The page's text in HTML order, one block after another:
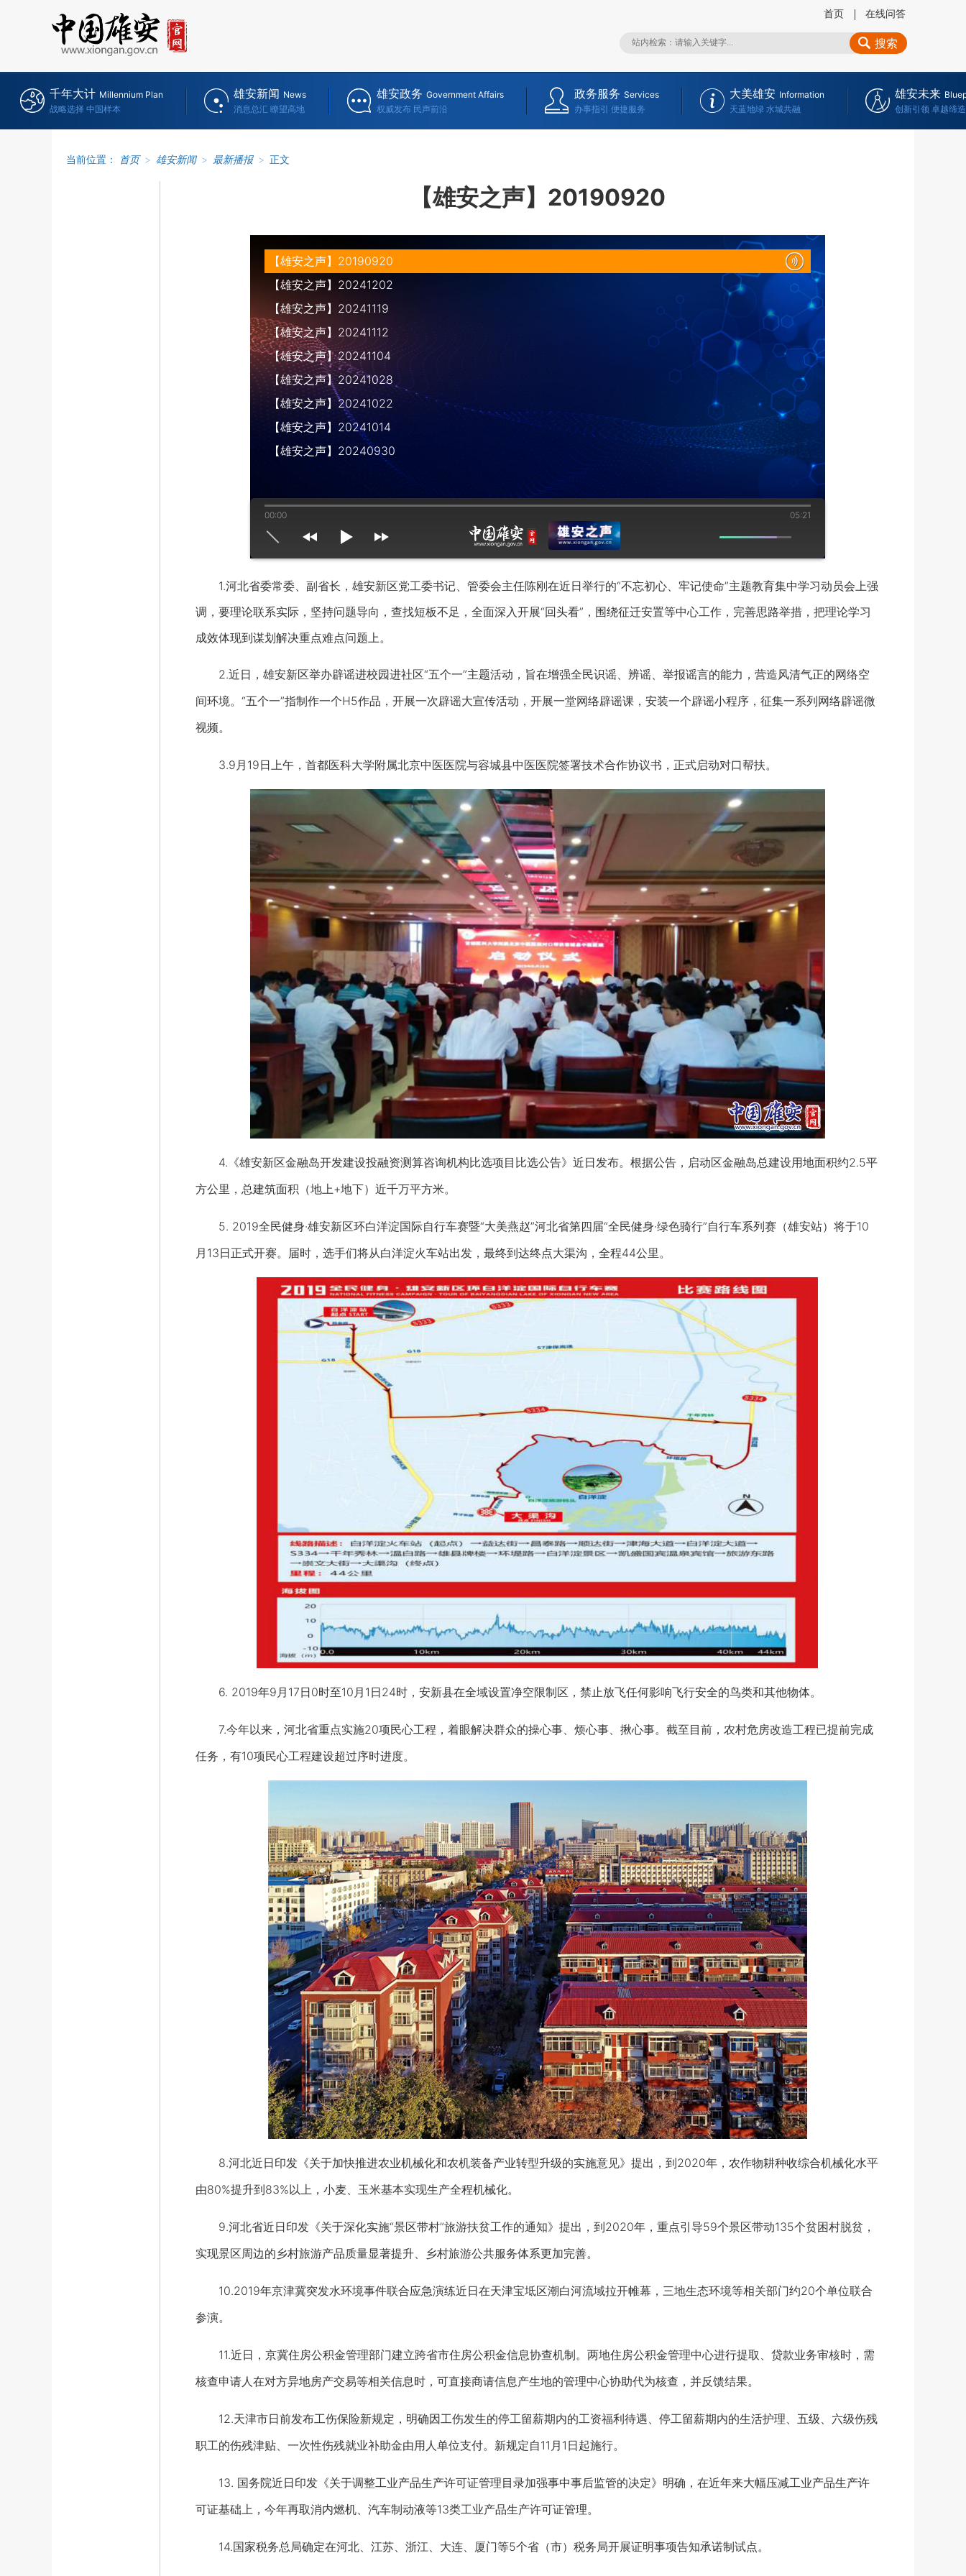
首页 在线问答
搜索
千年大计 Millennium Plan
战略选择 中国样本
雄安新闻 News
消息总汇 瞭望高地
雄安政务 Government Affairs
权威发布 民声前沿
政务服务 Services
办事指引 便捷服务
大美雄安 Information
天蓝地绿 水城共融
雄安未来
创新引领 卓越缔造
当前位置： 首页 > 雄安新闻 > 最新播报 > 正文
【雄安之声】20190920
【雄安之声】20190920
【雄安之声】20241202
【雄安之声】20241119
【雄安之声】20241112
【雄安之声】20241104
【雄安之声】20241028
【雄安之声】20241022
【雄安之声】20241014
【雄安之声】20240930
00:00 05:21
mute max volume
1.河北省委常委、副省长，雄安新区党工委书记、管委会主任陈刚在近日举行的“不忘初心、牢记使命”主题教育集中学习动员会上强
调，要理论联系实际，坚持问题导向，查找短板不足，全面深入开展“回头看”，围绕征迁安置等中心工作，完善思路举措，把理论学习
成效体现到谋划解决重点难点问题上。
2.近日，雄安新区举办辟谣进校园进社区“五个一”主题活动，旨在增强全民识谣、辨谣、举报谣言的能力，营造风清气正的网络空
间环境。“五个一”指制作一个H5作品，开展一次辟谣大宣传活动，开展一堂网络辟谣课，安装一个辟谣小程序，征集一系列网络辟谣微
视频。
3.9月19日上午，首都医科大学附属北京中医医院与容城县中医医院签署技术合作协议书，正式启动对口帮扶。
4.《雄安新区金融岛开发建设投融资测算咨询机构比选项目比选公告》近日发布。根据公告，启动区金融岛总建设用地面积约2.5平
方公里，总建筑面积（地上+地下）近千万平方米。
5. 2019全民健身·雄安新区环白洋淀国际自行车赛暨“大美燕赵”河北省第四届“全民健身·绿色骑行”自行车系列赛（雄安站）将于10
月13日正式开赛。届时，选手们将从白洋淀火车站出发，最终到达终点大渠沟，全程44公里。
6. 2019年9月17日0时至10月1日24时，安新县在全域设置净空限制区，禁止放飞任何影响飞行安全的鸟类和其他物体。
7.今年以来，河北省重点实施20项民心工程，着眼解决群众的操心事、烦心事、揪心事。截至目前，农村危房改造工程已提前完成
任务，有10项民心工程建设超过序时进度。
8.河北近日印发《关于加快推进农业机械化和农机装备产业转型升级的实施意见》提出，到2020年，农作物耕种收综合机械化水平
由80%提升到83%以上，小麦、玉米基本实现生产全程机械化。
9.河北省近日印发《关于深化实施“景区带村”旅游扶贫工作的通知》提出，到2020年，重点引导59个景区带动135个贫困村脱贫，
实现景区周边的乡村旅游产品质量显著提升、乡村旅游公共服务体系更加完善。
10.2019年京津冀突发水环境事件联合应急演练近日在天津宝坻区潮白河流域拉开帷幕，三地生态环境等相关部门约20个单位联合
参演。
11.近日，京冀住房公积金管理部门建立跨省市住房公积金信息协查机制。两地住房公积金管理中心进行提取、贷款业务审核时，需
核查申请人在对方异地房产交易等相关信息时，可直接商请信息产生地的管理中心协助代为核查，并反馈结果。
12.天津市日前发布工伤保险新规定，明确因工伤发生的停工留薪期内的工资福利待遇、停工留薪期内的生活护理、五级、六级伤残
职工的伤残津贴、一次性伤残就业补助金由用人单位支付。新规定自11月1日起施行。
13. 国务院近日印发《关于调整工业产品生产许可证管理目录加强事中事后监管的决定》明确，在近年来大幅压减工业产品生产许
可证基础上，今年再取消内燃机、汽车制动液等13类工业产品生产许可证管理。
14.国家税务总局确定在河北、江苏、浙江、大连、厦门等5个省（市）税务局开展证明事项告知承诺制试点。